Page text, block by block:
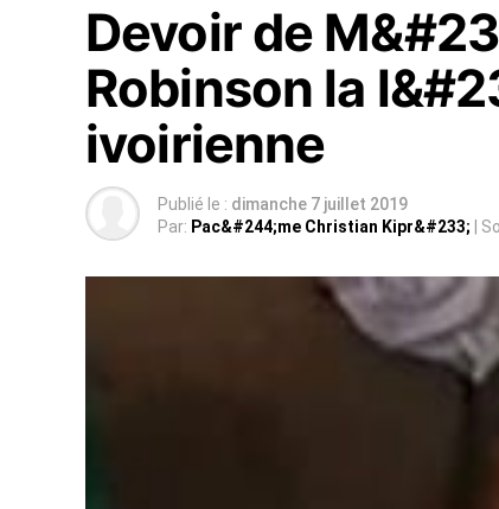
Devoir de
Robinson la
ivoirienne
Publié le : dimanche 7 juillet 2019
Par: Pac&#244;me Christian Kipr&#233; |